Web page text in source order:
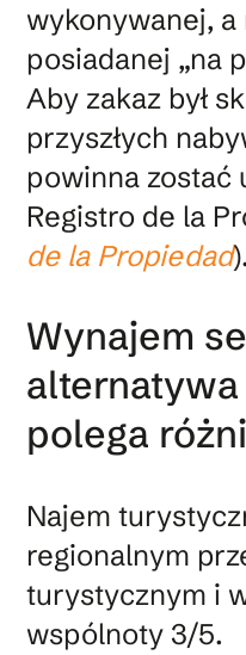
wykonywanej, a
posiadanej „na
Aby zakaz był
przyszłych
powinna zostać
Registro de la
de la Propiedad).
Wynajem
alternatywa
polega
Najem
regionalnym
turystycznym i
wspólnoty 3/5.